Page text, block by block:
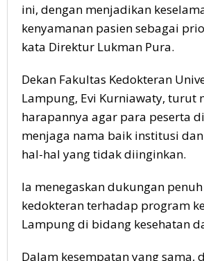
ini, dengan menjadikan
kenyamanan pasien sebagai
kata Direktur Lukman Pura.
Dekan Fakultas Kedokteran
Lampung, Evi Kurniawaty, turut
harapannya agar para peserta
menjaga nama baik institusi
hal-hal yang tidak diinginkan.
Ia menegaskan dukungan
kedokteran terhadap program
Lampung di bidang kesehatan
Dalam kesempatan yang sama,